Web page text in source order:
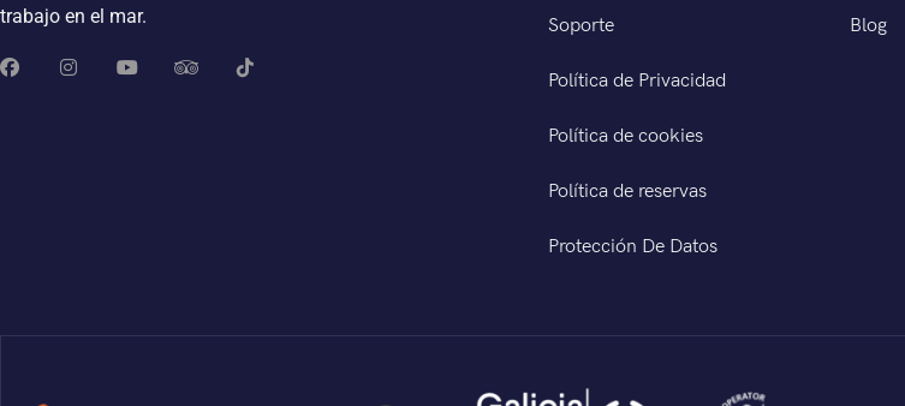
trabajo en el mar.
Soporte
Política de Privacidad
Política de cookies
Política de reservas
Protección De Datos
Blog